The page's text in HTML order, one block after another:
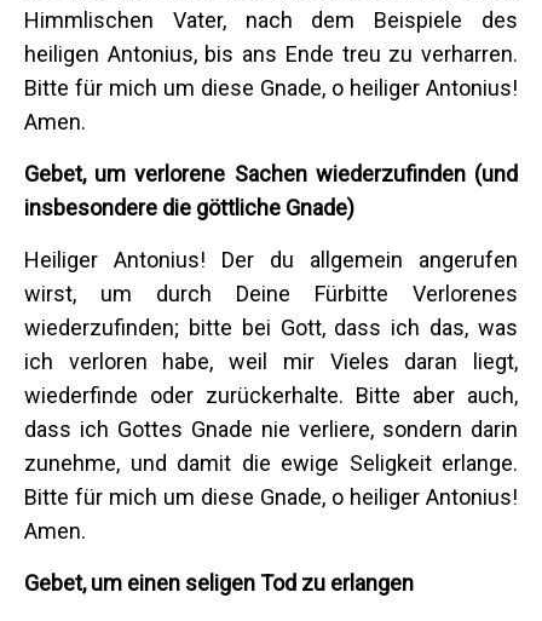
Himmlischen Vater, nach dem Beispiele des
heiligen Antonius, bis ans Ende treu zu verharren.
Bitte für mich um diese Gnade, o heiliger Antonius!
Amen.
Gebet, um verlorene Sachen wiederzufinden (und
insbesondere die göttliche Gnade)
Heiliger Antonius! Der du allgemein angerufen
wirst, um durch Deine Fürbitte Verlorenes
wiederzufinden; bitte bei Gott, dass ich das, was
ich verloren habe, weil mir Vieles daran liegt,
wiederfinde oder zurückerhalte. Bitte aber auch,
dass ich Gottes Gnade nie verliere, sondern darin
zunehme, und damit die ewige Seligkeit erlange.
Bitte für mich um diese Gnade, o heiliger Antonius!
Amen.
Gebet, um einen seligen Tod zu erlangen